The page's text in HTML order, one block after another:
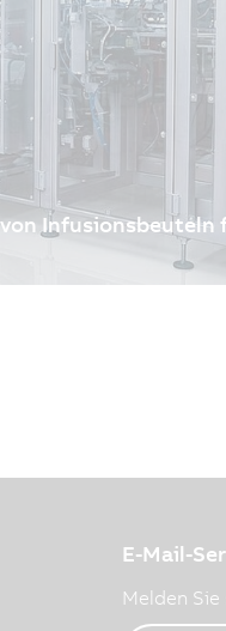
Infusionsbeuteln
E-Mail-
Melden